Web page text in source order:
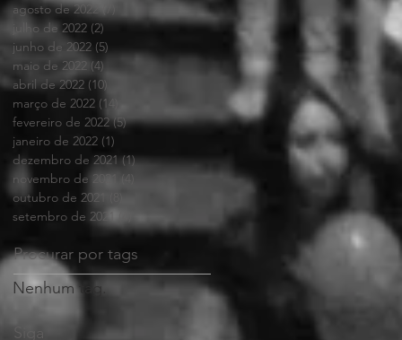
agosto de 2022
julho de 2022 (2) 2 posts
junho de 2022 (5)
maio de 2022 (4)
abril de 2022 (10)
março de 2022 (14)
fevereiro de 2022 (5)5 posts
janeiro de 2022 (1)
dezembro de 2021 (1)1 post
novembro de 2021
(4)
outubro de 2021
setembro de 2021
Procurar por tags
Nenhum tag.
Siga